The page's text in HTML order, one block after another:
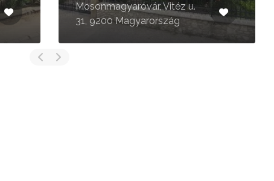
Mosonmagyaróvár, Vitéz u.
31, 9200 Magyarország